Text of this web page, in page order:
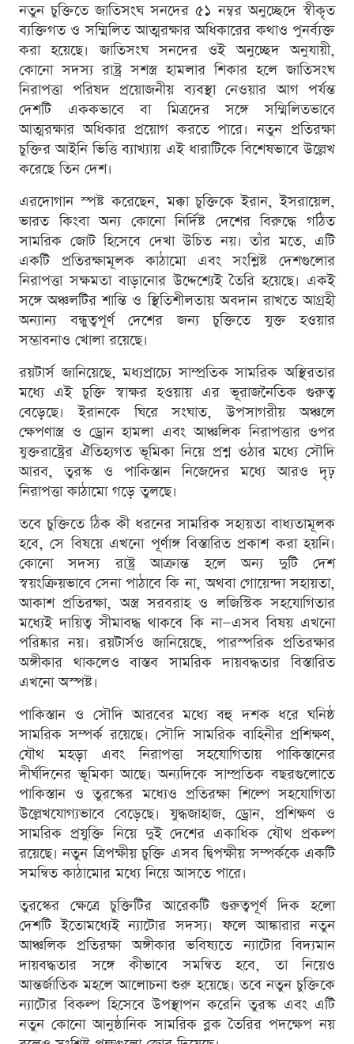
নতুন চুক্তিতে জাতিসংঘ সনদের ৫১ নম্বর অনুচ্ছেদে স্বীকৃত
ব্যক্তিগত ও সম্মিলিত আত্মরক্ষার অধিকারের কথাও পুনর্ব্যক্ত
করা হয়েছে। জাতিসংঘ সনদের ওই অনুচ্ছেদ অনুযায়ী,
কোনো সদস্য রাষ্ট্র সশস্ত্র হামলার শিকার হলে জাতিসংঘ
নিরাপত্তা পরিষদ প্রয়োজনীয় ব্যবস্থা নেওয়ার আগ পর্যন্ত
দেশটি এককভাবে বা মিত্রদের সঙ্গে সম্মিলিতভাবে
আত্মরক্ষার অধিকার প্রয়োগ করতে পারে। নতুন প্রতিরক্ষা
চুক্তির আইনি ভিত্তি ব্যাখ্যায় এই ধারাটিকে বিশেষভাবে উল্লেখ
করেছে তিন দেশ।
এরদোগান স্পষ্ট করেছেন, মক্কা চুক্তিকে ইরান, ইসরায়েল,
ভারত কিংবা অন্য কোনো নির্দিষ্ট দেশের বিরুদ্ধে গঠিত
সামরিক জোট হিসেবে দেখা উচিত নয়। তাঁর মতে, এটি
একটি প্রতিরক্ষামূলক কাঠামো এবং সংশ্লিষ্ট দেশগুলোর
নিরাপত্তা সক্ষমতা বাড়ানোর উদ্দেশ্যেই তৈরি হয়েছে। একই
সঙ্গে অঞ্চলটির শান্তি ও স্থিতিশীলতায় অবদান রাখতে আগ্রহী
অন্যান্য বন্ধুত্বপূর্ণ দেশের জন্য চুক্তিতে যুক্ত হওয়ার
সম্ভাবনাও খোলা রয়েছে।
রয়টার্স জানিয়েছে, মধ্যপ্রাচ্যে সাম্প্রতিক সামরিক অস্থিরতার
মধ্যে এই চুক্তি স্বাক্ষর হওয়ায় এর ভূরাজনৈতিক গুরুত্ব
বেড়েছে। ইরানকে ঘিরে সংঘাত, উপসাগরীয় অঞ্চলে
ক্ষেপণাস্ত্র ও ড্রোন হামলা এবং আঞ্চলিক নিরাপত্তার ওপর
যুক্তরাষ্ট্রের ঐতিহ্যগত ভূমিকা নিয়ে প্রশ্ন ওঠার মধ্যে সৌদি
আরব, তুরস্ক ও পাকিস্তান নিজেদের মধ্যে আরও দৃঢ়
নিরাপত্তা কাঠামো গড়ে তুলছে।
তবে চুক্তিতে ঠিক কী ধরনের সামরিক সহায়তা বাধ্যতামূলক
হবে, সে বিষয়ে এখনো পূর্ণাঙ্গ বিস্তারিত প্রকাশ করা হয়নি।
কোনো সদস্য রাষ্ট্র আক্রান্ত হলে অন্য দুটি দেশ
স্বয়ংক্রিয়ভাবে সেনা পাঠাবে কি না, অথবা গোয়েন্দা সহায়তা,
আকাশ প্রতিরক্ষা, অস্ত্র সরবরাহ ও লজিস্টিক সহযোগিতার
মধ্যেই দায়িত্ব সীমাবদ্ধ থাকবে কি না—এসব বিষয় এখনো
পরিষ্কার নয়। রয়টার্সও জানিয়েছে, পারস্পরিক প্রতিরক্ষার
অঙ্গীকার থাকলেও বাস্তব সামরিক দায়বদ্ধতার বিস্তারিত
এখনো অস্পষ্ট।
পাকিস্তান ও সৌদি আরবের মধ্যে বহু দশক ধরে ঘনিষ্ঠ
সামরিক সম্পর্ক রয়েছে। সৌদি সামরিক বাহিনীর প্রশিক্ষণ,
যৌথ মহড়া এবং নিরাপত্তা সহযোগিতায় পাকিস্তানের
দীর্ঘদিনের ভূমিকা আছে। অন্যদিকে সাম্প্রতিক বছরগুলোতে
পাকিস্তান ও তুরস্কের মধ্যেও প্রতিরক্ষা শিল্পে সহযোগিতা
উল্লেখযোগ্যভাবে বেড়েছে। যুদ্ধজাহাজ, ড্রোন, প্রশিক্ষণ ও
সামরিক প্রযুক্তি নিয়ে দুই দেশের একাধিক যৌথ প্রকল্প
রয়েছে। নতুন ত্রিপক্ষীয় চুক্তি এসব দ্বিপক্ষীয় সম্পর্ককে একটি
সমন্বিত কাঠামোর মধ্যে নিয়ে আসতে পারে।
তুরস্কের ক্ষেত্রে চুক্তিটির আরেকটি গুরুত্বপূর্ণ দিক হলো
দেশটি ইতোমধ্যেই ন্যাটোর সদস্য। ফলে আঙ্কারার নতুন
আঞ্চলিক প্রতিরক্ষা অঙ্গীকার ভবিষ্যতে ন্যাটোর বিদ্যমান
দায়বদ্ধতার সঙ্গে কীভাবে সমন্বিত হবে, তা নিয়েও
আন্তর্জাতিক মহলে আলোচনা শুরু হয়েছে। তবে নতুন চুক্তিকে
ন্যাটোর বিকল্প হিসেবে উপস্থাপন করেনি তুরস্ক এবং এটি
নতুন কোনো আনুষ্ঠানিক সামরিক ব্লক তৈরির পদক্ষেপ নয়